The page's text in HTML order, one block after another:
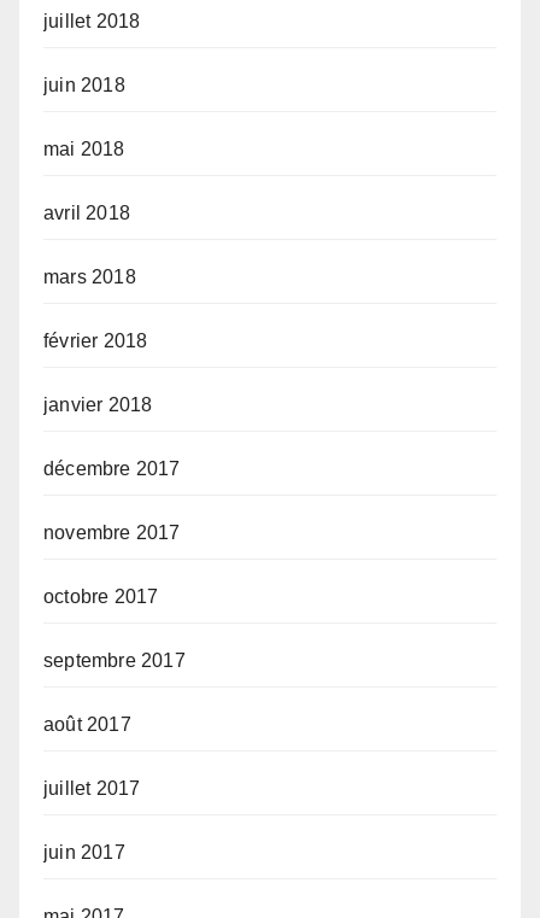
juillet 2018
juin 2018
mai 2018
avril 2018
mars 2018
février 2018
janvier 2018
décembre 2017
novembre 2017
octobre 2017
septembre 2017
août 2017
juillet 2017
juin 2017